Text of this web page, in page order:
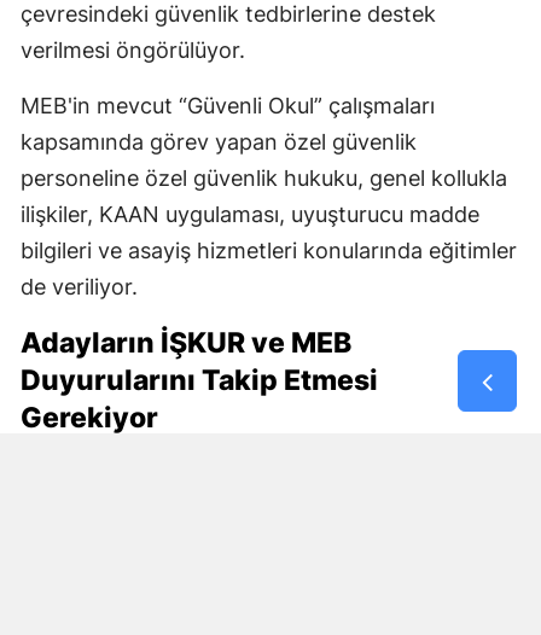
çevresindeki güvenlik tedbirlerine destek
verilmesi öngörülüyor.
MEB'in mevcut “Güvenli Okul” çalışmaları
kapsamında görev yapan özel güvenlik
personeline özel güvenlik hukuku, genel kollukla
ilişkiler, KAAN uygulaması, uyuşturucu madde
bilgileri ve asayiş hizmetleri konularında eğitimler
de veriliyor.
Adayların İŞKUR ve MEB
Duyurularını Takip Etmesi
Gerekiyor